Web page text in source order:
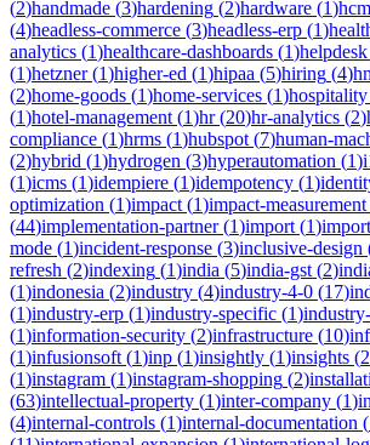
(2)handmade (3)hardening (2)hardware (1)hcm
(4)headless-commerce (3)headless-erp (1)
analytics (1)healthcare-dashboards (1)helpdesk
(1)hetzner(1)higher-ed (1)hipaa (5)hiring (4)
(2)home-goods (1)home-services (1)hospitality
(1)hotel-management (1)hr(20)hr-analytics (2)
compliance (1)hrms (1)hubspot (7)human-
(2)hybrid (1)hydrogen (3)hyperautomation (1)
(1)icms (1)idempiere (1)idempotency (1)
optimization (1)impact (1)impact-measurement
(44)implementation-partner(1)import (1)
mode (1)incident-response (3)inclusive-design
refresh (2)indexing (1)india (5)india-gst (2)
(1)indonesia (2)industry (4)industry-4-0 (17)
(1)industry-erp (1)industry-specific (1)
(1)information-security (2)infrastructure (10)
(1)infusionsoft (1)inp (1)insightly (1)insights (2
(1)instagram (1)instagram-shopping (2)
(63)intellectual-property (1)inter-company (1)
(4)internal-controls (1)internal-documentation (